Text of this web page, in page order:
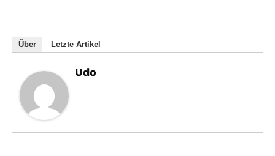
Über Letzte Artikel
Udo